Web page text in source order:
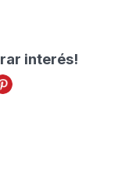
interés!